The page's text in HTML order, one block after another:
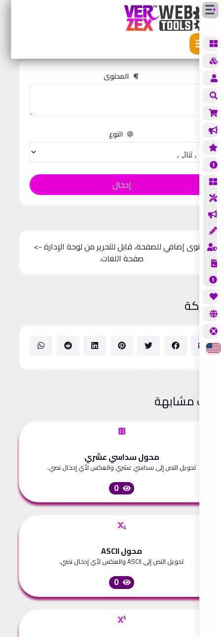
الأدوات محول ثنائي
ثنائي
المحتوى
النوع
إدخال
محتوى إضافي للصفحة، قابل للتحرير من لوحة الإدارة ->
صفحة اللغات.
مشابهة
محول سداسي عشري
تحويل النص إلى سداسي عشري والعكس لأي إدخال نصي.
0
محول ASCII
تحويل النص إلى ASCII والعكس لأي إدخال نصي.
0